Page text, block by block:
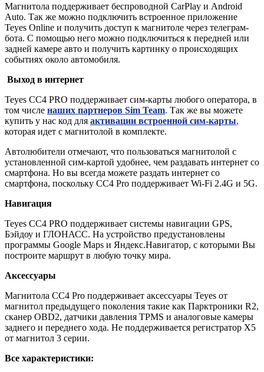
Магнитола поддерживает беспроводной CarPlay и Android
Auto. Так же можно подключить встроенное приложение
Teyes Online и получить доступ к магнитоле через телеграм-
бота. С помощью него можно подключиться к передней или
задней камере авто и получить картинку о происходящих
событиях около автомобиля.
Выход в интернет
Teyes CC4 PRO поддерживает сим-карты любого оператора, в
том числе наших партнеров Sim Team. Так же вы можете
купить у нас код для активации встроенной сим-карты,
которая идет с магнитолой в комплекте.
Автолюбители отмечают, что пользоваться магнитолой с
установленной сим-картой удобнее, чем раздавать интернет со
смартфона. Но вы всегда можете раздать интернет со
смартфона, поскольку СС4 Pro поддерживает Wi-Fi 2.4G и 5G.
Навигация
Teyes CC4 PRO поддерживает системы навигации GPS,
Бэйдоу и ГЛОНАСС. На устройство предустановлены
программы Google Maps и Яндекс.Навигатор, с которыми Вы
построите маршрут в любую точку мира.
Аксессуары
Магнитола CC4 Pro поддерживает аксессуары Teyes от
магнитол предыдущего поколения такие как Парктроники R2,
сканер OBD2, датчики давления TPMS и аналоговые камеры
заднего и переднего хода. Не поддерживается регистратор X5
от магнитол 3 серии.
Все характеристики: